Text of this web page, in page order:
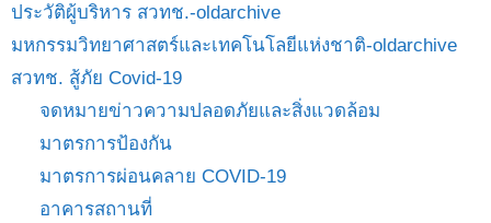
ประวัติผู้บริหาร สวทช.-oldarchive
มหกรรมวิทยาศาสตร์และเทคโนโลยีแห่งชาติ-oldarchive
สวทช. สู้ภัย Covid-19
จดหมายข่าวความปลอดภัยและสิ่งแวดล้อม
มาตรการป้องกัน
มาตรการผ่อนคลาย COVID-19
อาคารสถานที่